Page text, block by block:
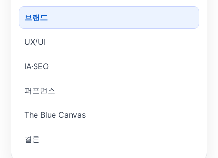
브랜드
UX/UI
IA·SEO
퍼포먼스
The Blue Canvas
결론